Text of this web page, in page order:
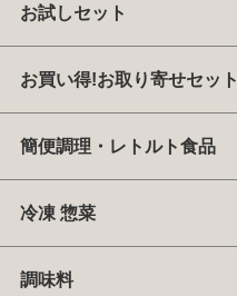
お試しセット
お買い得!お取り寄せセット
簡便調理・レトルト食品
冷凍 惣菜
調味料